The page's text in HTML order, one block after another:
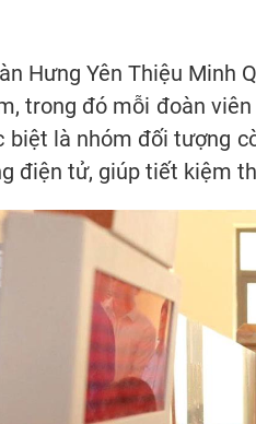
Hưng Yên Thiệu Minh
trong đó mỗi đoàn
biệt là nhóm đối tượng
điện tử, giúp tiết kiệm